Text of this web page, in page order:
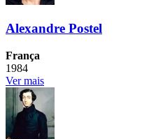
Alexandre Postel
França
1984
Ver mais